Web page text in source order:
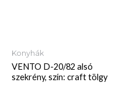
Konyhák
VENTO D-20/82 alsó
szekrény, szín: craft tölgy